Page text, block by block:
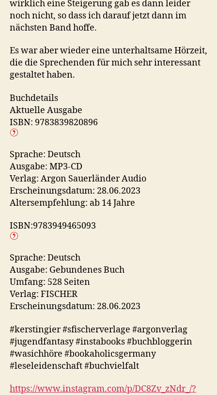
wirklich eine Steigerung gab es dann leider
noch nicht, so dass ich darauf jetzt dann im
nächsten Band hoffe.
Es war aber wieder eine unterhaltsame Hörzeit,
die die Sprechenden für mich sehr interessant
gestaltet haben.
Buchdetails
Aktuelle Ausgabe
ISBN: 9783839820896
Sprache: Deutsch
Ausgabe: MP3-CD
Verlag: Argon Sauerländer Audio
Erscheinungsdatum: 28.06.2023
Altersempfehlung: ab 14 Jahre
ISBN:9783949465093
Sprache: Deutsch
Ausgabe: Gebundenes Buch
Umfang: 528 Seiten
Verlag: FISCHER
Erscheinungsdatum: 28.06.2023
#kerstingier #sfischerverlage #argonverlag
#jugendfantasy #instabooks #buchbloggerin
#wasichhöre #bookaholicsgermany
#leseleidenschaft #buchvielfalt
https://www.instagram.com/p/DC8Zv_zNdr_/?